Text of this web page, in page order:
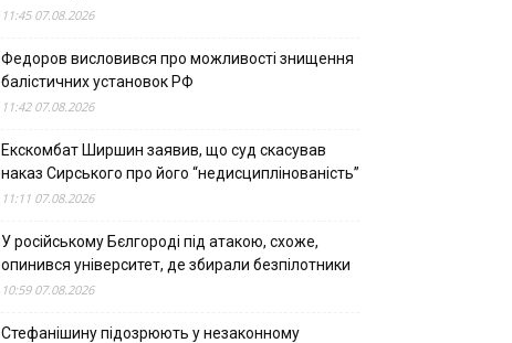
11:45 07.08.2026
Федоров висловився про можливості знищення
балістичних установок РФ
11:42 07.08.2026
Екскомбат Ширшин заявив, що суд скасував
наказ Сирського про його “недисциплінованість”
11:11 07.08.2026
У російському Бєлгороді під атакою, схоже,
опинився університет, де збирали безпілотники
10:59 07.08.2026
Стефанішину підозрюють у незаконному